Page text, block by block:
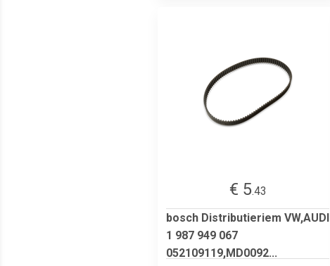
€ 5.43
bosch Distributieriem VW,AUDI
1 987 949 067
052109119,MD0092...